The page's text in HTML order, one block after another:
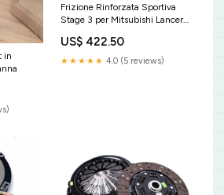
in
Frizione Rinforzata Sportiva
Stage 3 per Mitsubishi Lancer
SKU:5152-2600
US$ 422.50
★★★★★ 4.0 (5 reviews)